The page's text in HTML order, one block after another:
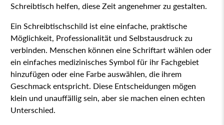
Schreibtisch helfen, diese Zeit angenehmer zu gestalten.
Ein Schreibtischschild ist eine einfache, praktische
Möglichkeit, Professionalität und Selbstausdruck zu
verbinden. Menschen können eine Schriftart wählen oder
ein einfaches medizinisches Symbol für ihr Fachgebiet
hinzufügen oder eine Farbe auswählen, die ihrem
Geschmack entspricht. Diese Entscheidungen mögen
klein und unauffällig sein, aber sie machen einen echten
Unterschied.